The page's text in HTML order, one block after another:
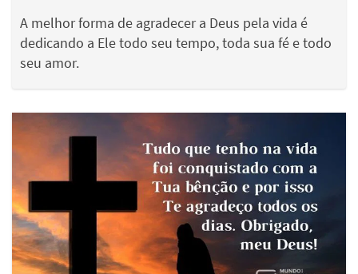
A melhor forma de agradecer a Deus pela vida é
dedicando a Ele todo seu tempo, toda sua fé e todo
seu amor.